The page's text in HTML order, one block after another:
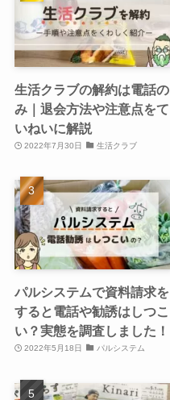
生活クラブの解約は電話の
み｜退会方法や注意点をて
いねいに解説
2022年7月30日 生活クラブ
パルシステムで資料請求を
すると電話や勧誘はしつこ
い？実態を調査しました！
2022年5月18日 パルシステム